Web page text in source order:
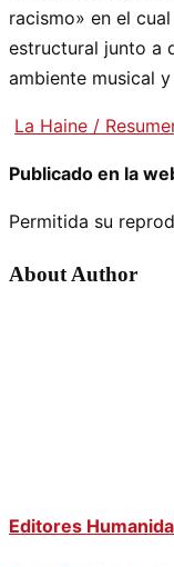
racismo» en el
estructural junto a
ambiente musical
La Haine /
Publicado en la
Permitida su
About Author
Editores